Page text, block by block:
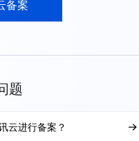
备案
题
云进行备案？